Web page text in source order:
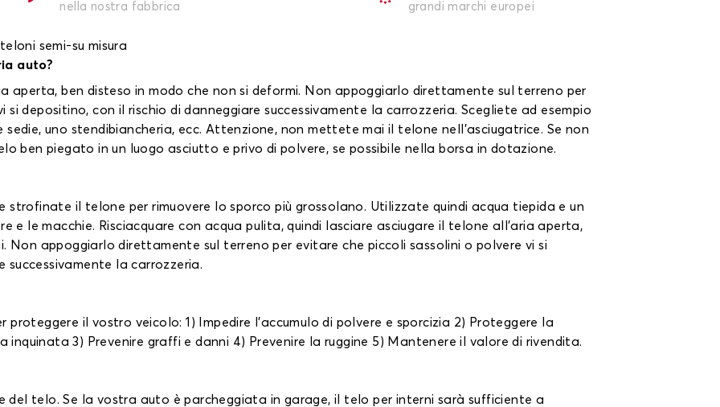
nella nostra fabbrica grandi marchi europei
semi-su misura
auto?
aperta, ben disteso in modo che non si deformi. Non appoggiarlo direttamente sul terreno per
si depositino, con il rischio di danneggiare successivamente la carrozzeria. Scegliete ad esempio
uno stendibiancheria, ecc. Attenzione, non mettete mai il telone nell'asciugatrice. Se non
ben piegato in un luogo asciutto e privo di polvere, se possibile nella borsa in dotazione.
strofinate il telone per rimuovere lo sporco più grossolano. Utilizzate quindi acqua tiepida e un
e le macchie. Risciacquare con acqua pulita, quindi lasciare asciugare il telone all'aria aperta,
Non appoggiarlo direttamente sul terreno per evitare che piccoli sassolini o polvere vi si
successivamente la carrozzeria.
il vostro veicolo: 1) Impedire l'accumulo di polvere e sporcizia 2) Proteggere la
inquinata 3) Prevenire graffi e danni 4) Prevenire la ruggine 5) Mantenere il valore di rivendita.
telo. Se la vostra auto è parcheggiata in garage, il telo per interni sarà sufficiente a